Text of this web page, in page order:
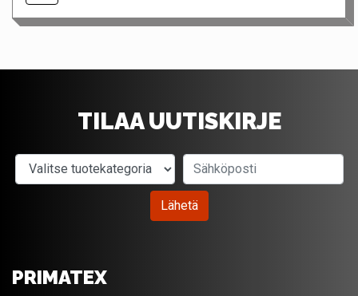
TILAA UUTISKIRJE
Valitse tuotekategoria
Lähetä
PRIMATEX